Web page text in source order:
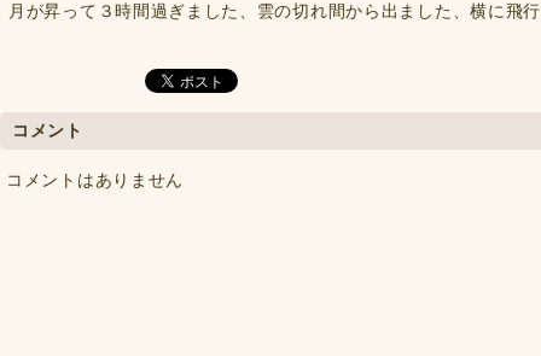
月が昇って３時間過ぎました、雲の切れ間から出ました、横に飛
コメント
コメントはありません